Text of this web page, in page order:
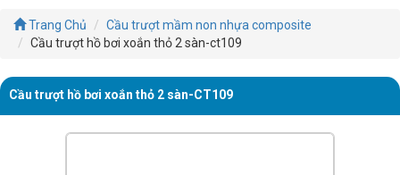
Trang Chủ
Cầu trượt mầm non nhựa composite
Cầu trượt hồ bơi xoắn thỏ 2 sàn-ct109
Cầu trượt hồ bơi xoắn thỏ 2 sàn-CT109